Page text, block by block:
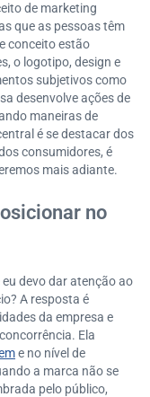
de marketing
que as pessoas têm
conceito estão
o logotipo, design e
subjetivos como
desenvolve ações de
maneiras de
é se destacar dos
consumidores, é
mais adiante.
no
devo dar atenção ao
A resposta é
da empresa e
Ela
e no nível de
a marca não se
pelo público,